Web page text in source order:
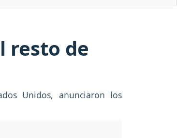
resto de
Unidos, anunciaron los